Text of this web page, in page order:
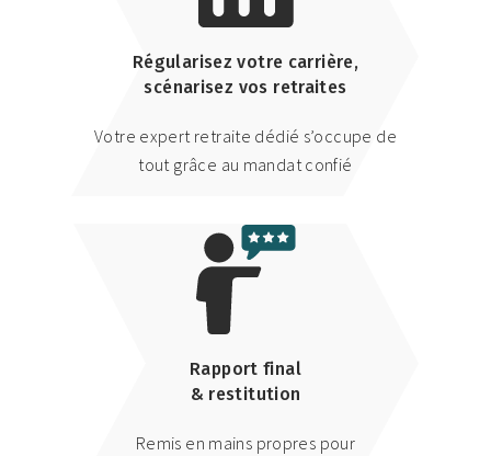
Régularisez votre carrière,
scénarisez vos retraites
Votre expert retraite dédié s’occupe de
tout grâce au mandat confié
Rapport final
& restitution
Remis en mains propres pour